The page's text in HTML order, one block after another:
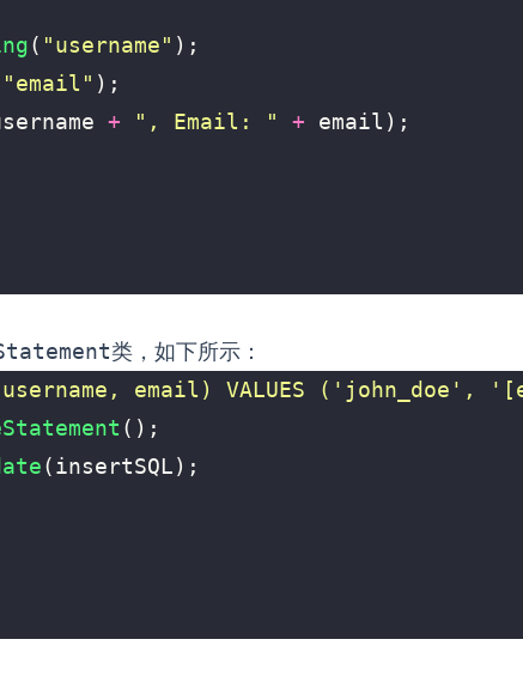
( "username" );
"email" );
+ ", Email: " + email );
类，如下所示：
email) VALUES ('john_doe', '
();
(insertSQL);